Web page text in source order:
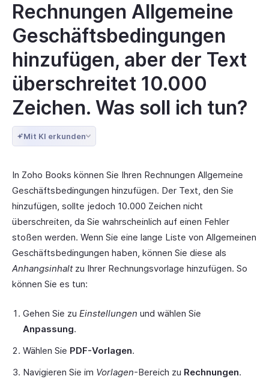
Rechnungen Allgemeine
Geschäftsbedingungen
hinzufügen, aber der Text
überschreitet 10.000
Zeichen. Was soll ich tun?
Mit KI erkunden
In Zoho Books können Sie Ihren Rechnungen Allgemeine
Geschäftsbedingungen hinzufügen. Der Text, den Sie
hinzufügen, sollte jedoch 10.000 Zeichen nicht
überschreiten, da Sie wahrscheinlich auf einen Fehler
stoßen werden. Wenn Sie eine lange Liste von Allgemeinen
Geschäftsbedingungen haben, können Sie diese als
Anhangsinhaltzu Ihrer Rechnungsvorlage hinzufügen. So
können Sie es tun:
Gehen Sie zu Einstellungen und wählen Sie
Anpassung.
Wählen Sie PDF-Vorlagen.
Navigieren Sie im Vorlagen-Bereich zu Rechnungen.